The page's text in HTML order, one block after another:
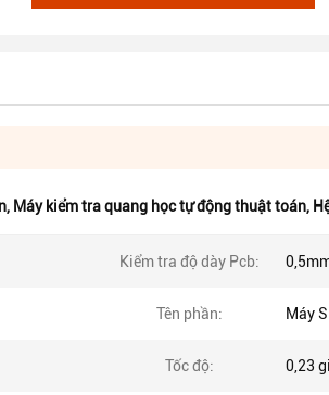
, Máy kiểm tra quang học tự động thuật toán,
Kiểm tra độ dày Pcb:
Tên phần: Máy
Tốc độ: 0,23